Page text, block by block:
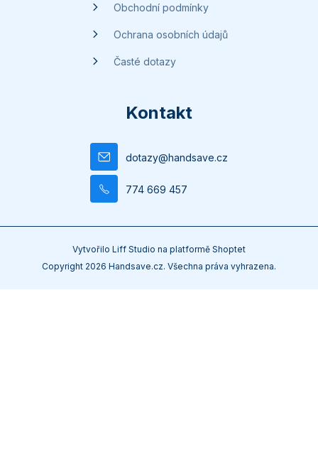
Obchodní podmínky
Ochrana osobních údajů
Časté dotazy
Kontakt
dotazy@handsave.cz
774 669 457
Vytvořilo Liff Studio na platformě Shoptet
Copyright 2026 Handsave.cz. Všechna práva vyhrazena.